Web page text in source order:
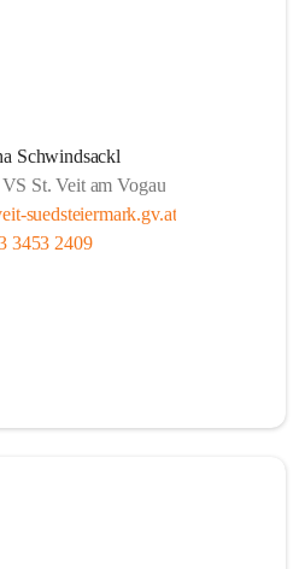
Schwindsackl
St. Veit am Vogau
suedsteiermark.gv.at
3453 2409